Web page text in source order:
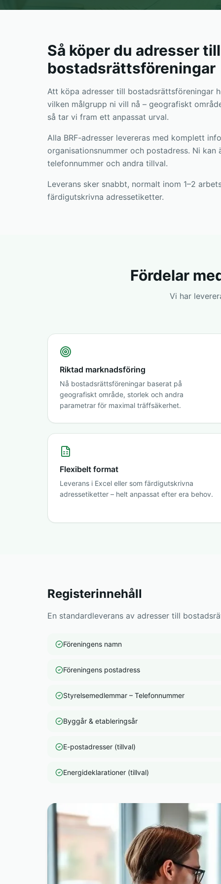
Så köper du adresser till
bostadsrättsföreningar
Att köpa adresser till bostadsrättsföreningar
vilken målgrupp ni vill nå – geografiskt
så tar vi fram ett anpassat urval.
Alla BRF-adresser levereras med komplett
organisationsnummer och postadress. Ni kan
telefonnummer och andra tillval.
Leverans sker snabbt, normalt inom 1–2
färdigutskrivna adressetiketter.
Fördelar
Vi har
Riktad marknadsföring
Nå bostadsrättsföreningar baserat på
geografiskt område, storlek och andra
parametrar för maximal träffsäkerhet.
Flexibelt format
Leverans i Excel eller som färdigutskrivna
adressetiketter – helt anpassat efter era behov.
Registerinnehåll
En standardleverans av adresser till
Föreningens namn
Föreningens postadress
Styrelsemedlemmar – Telefonnummer
Byggår & etableringsår
E-postadresser (tillval)
Energideklarationer (tillval)